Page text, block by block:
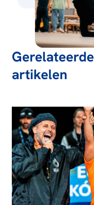
Gerelateerde
artikelen